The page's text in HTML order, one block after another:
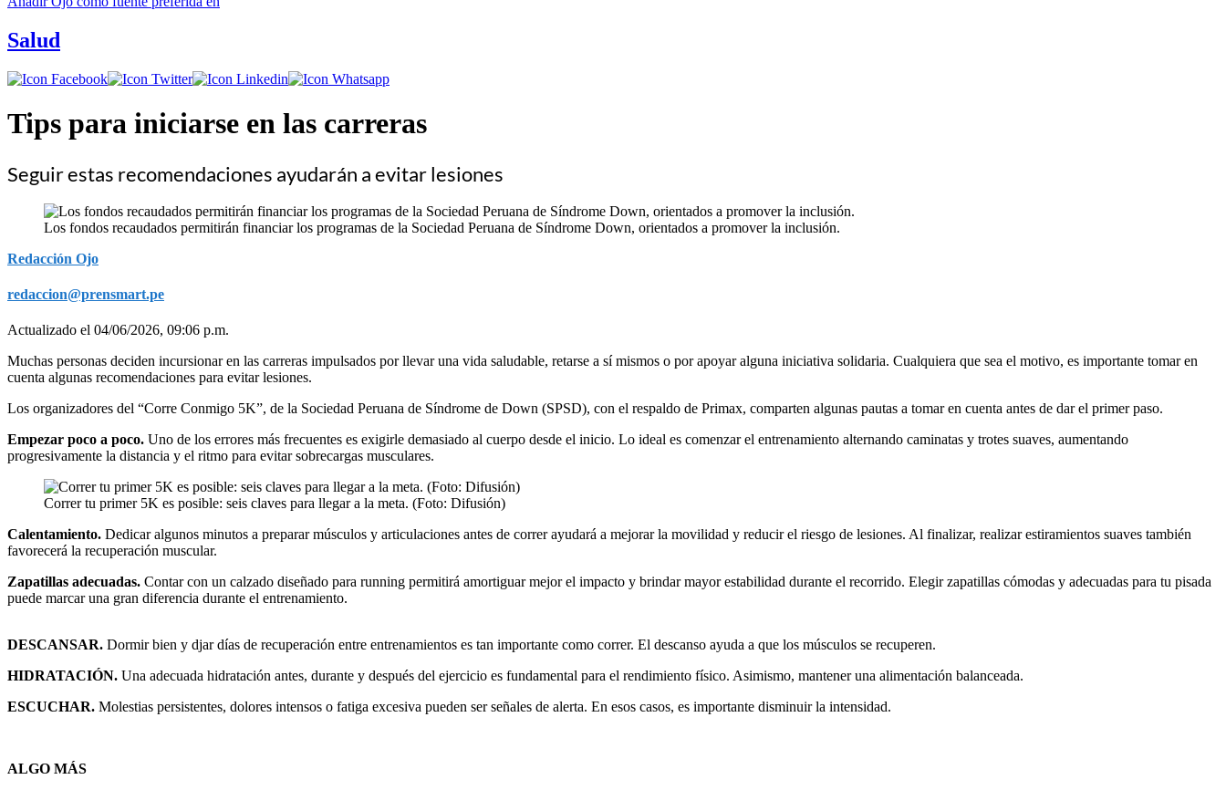
Salud
Tips para iniciarse en las carreras
Seguir estas recomendaciones ayudarán a evitar lesiones
Los fondos recaudados permitirán financiar los programas de la Sociedad Peruana de Síndrome Down, orientados a promover la inclusión.
Redacción Ojo
redaccion@prensmart.pe
Actualizado el 04/06/2026, 09:06 p.m.
Muchas personas deciden incursionar en las carreras impulsados por llevar una vida saludable, retarse a sí mismos o por apoyar alguna iniciativa solidaria. Cualquiera que sea el motivo, es importante tomar en
cuenta algunas recomendaciones para evitar lesiones.
Los organizadores del “Corre Conmigo 5K”, de la Sociedad Peruana de Síndrome de Down (SPSD), con el respaldo de Primax, comparten algunas pautas a tomar en cuenta antes de dar el primer paso.
Empezar poco a poco. Uno de los errores más frecuentes es exigirle demasiado al cuerpo desde el inicio. Lo ideal es comenzar el entrenamiento alternando caminatas y trotes suaves, aumentando
progresivamente la distancia y el ritmo para evitar sobrecargas musculares.
Correr tu primer 5K es posible: seis claves para llegar a la meta. (Foto: Difusión)
Calentamiento. Dedicar algunos minutos a preparar músculos y articulaciones antes de correr ayudará a mejorar la movilidad y reducir el riesgo de lesiones. Al finalizar, realizar estiramientos suaves también
favorecerá la recuperación muscular.
Zapatillas adecuadas. Contar con un calzado diseñado para running permitirá amortiguar mejor el impacto y brindar mayor estabilidad durante el recorrido. Elegir zapatillas cómodas y adecuadas para tu pisada
puede marcar una gran diferencia durante el entrenamiento.
DESCANSAR. Dormir bien y djar días de recuperación entre entrenamientos es tan importante como correr. El descanso ayuda a que los músculos se recuperen.
HIDRATACIÓN. Una adecuada hidratación antes, durante y después del ejercicio es fundamental para el rendimiento físico. Asimismo, mantener una alimentación balanceada.
ESCUCHAR. Molestias persistentes, dolores intensos o fatiga excesiva pueden ser señales de alerta. En esos casos, es importante disminuir la intensidad.
ALGO MÁS